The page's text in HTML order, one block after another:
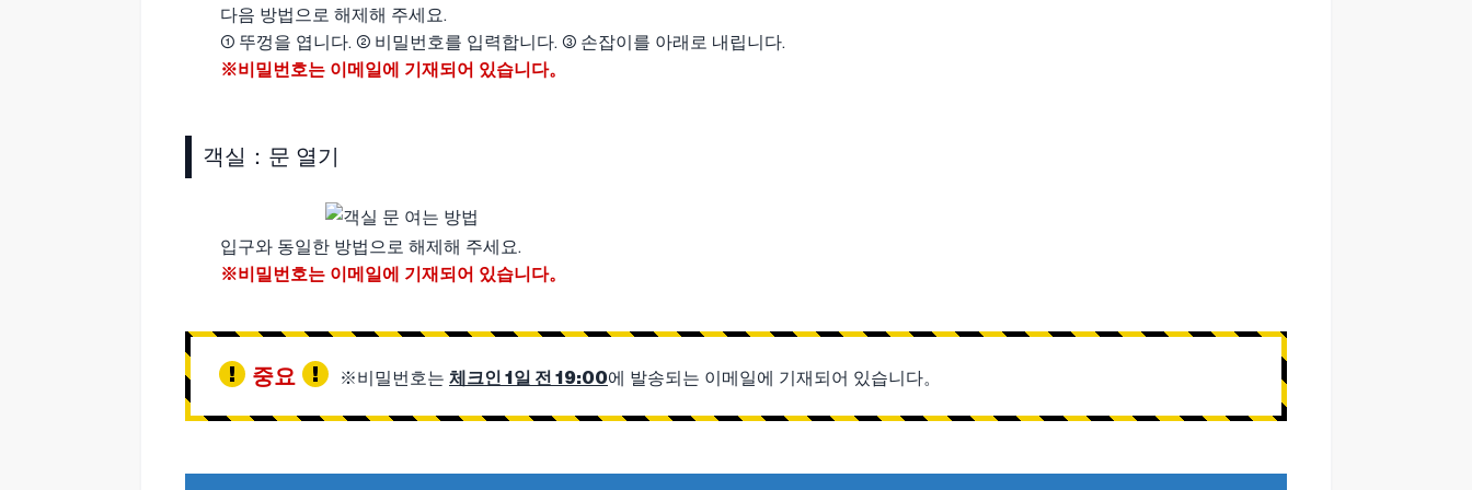
다음 방법으로 해제해 주세요.
① 뚜껑을 엽니다. ② 비밀번호를 입력합니다. ③ 손잡이를 아래로 내립니다.
※비밀번호는 이메일에 기재되어 있습니다。
객실：문 열기
입구와 동일한 방법으로 해제해 주세요.
※비밀번호는 이메일에 기재되어 있습니다。
중요 ※비밀번호는 체크인 1일 전 19:00에 발송되는 이메일에 기재되어 있습니다。